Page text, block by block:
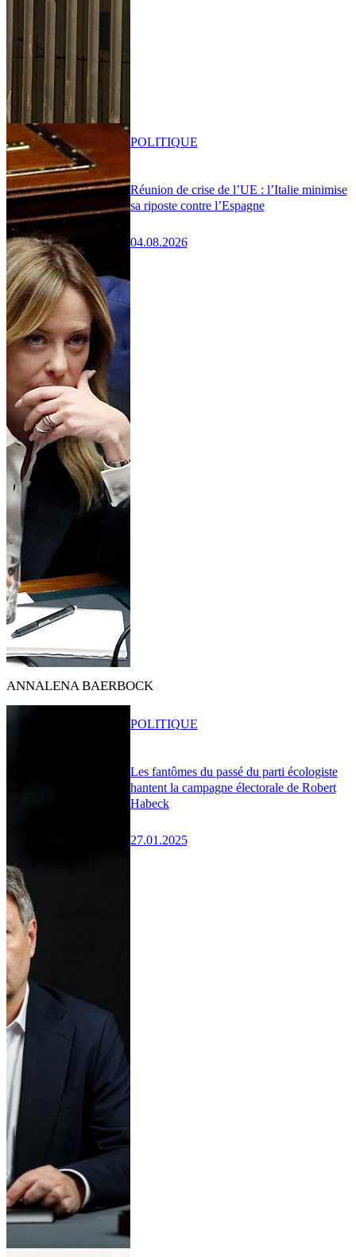
Réunion de crise de l’UE : l’Italie minimise
sa riposte contre l’Espagne
04.08.2026
POLITIQUE
ANNALENA BAERBOCK
Les fantômes du passé du parti écologiste
hantent la campagne électorale de Robert
Habeck
27.01.2025
POLITIQUE